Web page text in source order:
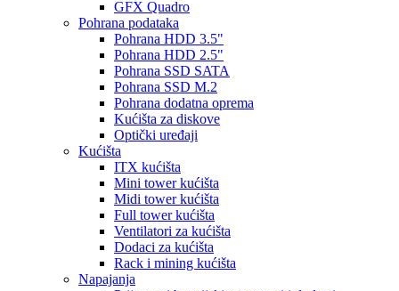
GFX Quadro
Pohrana podataka
Pohrana HDD 3.5"
Pohrana HDD 2.5"
Pohrana SSD SATA
Pohrana SSD M.2
Pohrana dodatna oprema
Kućišta za diskove
Optički uređaji
Kućišta
ITX kućišta
Mini tower kućišta
Midi tower kućišta
Full tower kućišta
Ventilatori za kućišta
Dodaci za kućišta
Rack i mining kućišta
Napajanja